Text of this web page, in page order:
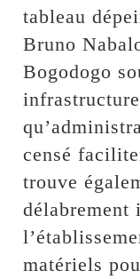
tableau
Bruno
Bogodogo
censé
trouve
délabrement
matériels